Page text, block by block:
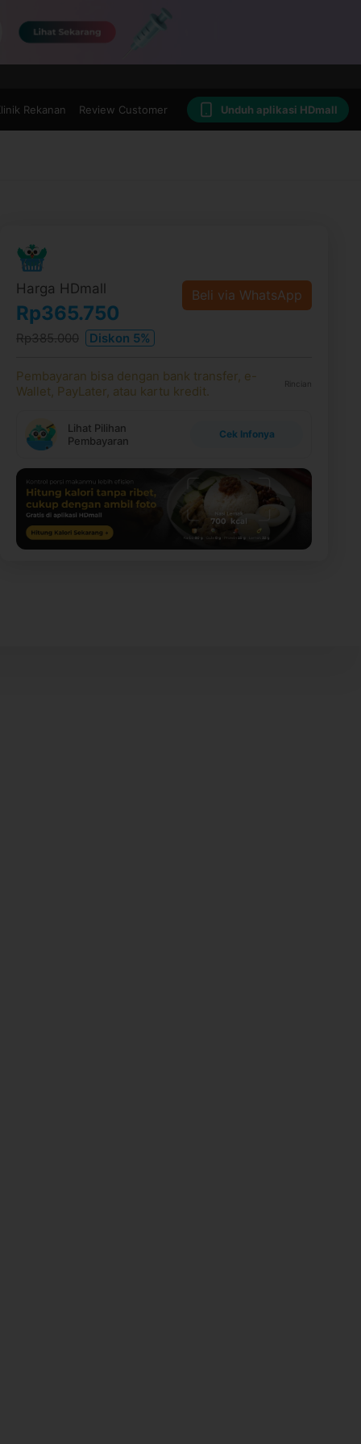
Rekanan Review Customer Unduh aplikasi HDmall
Harga HDmall
Rp365.750
Rp385.000 Diskon 5%
Beli via WhatsApp
Pembayaran bisa dengan bank transfer, e-
Wallet, PayLater, atau kartu kredit.
Rincian
Lihat Pilihan
Pembayaran
Cek Infonya